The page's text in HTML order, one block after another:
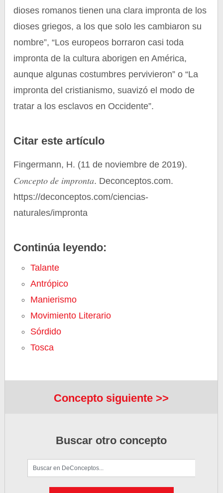
dioses romanos tienen una clara impronta de los
dioses griegos, a los que solo les cambiaron su
nombre”, “Los europeos borraron casi toda
impronta de la cultura aborigen en América,
aunque algunas costumbres pervivieron” o “La
impronta del cristianismo, suavizó el modo de
tratar a los esclavos en Occidente”.
Citar este artículo
Fingermann, H. (11 de noviembre de 2019).
Concepto de impronta. Deconceptos.com.
https://deconceptos.com/ciencias-
naturales/impronta
Continúa leyendo:
Talante
Antrópico
Manierismo
Movimiento Literario
Sórdido
Tosca
Concepto siguiente >>
Buscar otro concepto